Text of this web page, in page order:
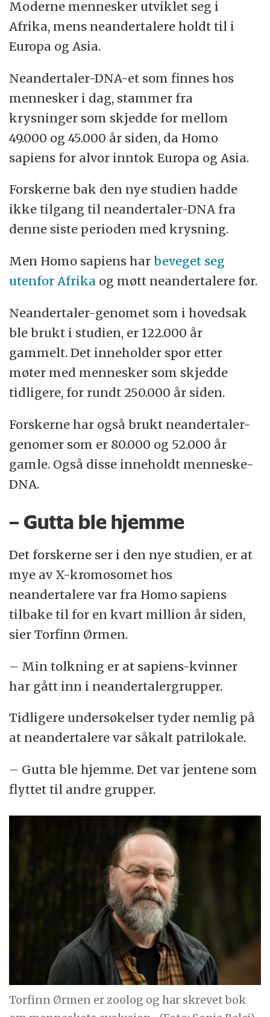
Moderne mennesker utviklet seg i
Afrika, mens neandertalere holdt til i
Europa og Asia.
Neandertaler-DNA-et som finnes hos
mennesker i dag, stammer fra
krysninger som skjedde for mellom
49.000 og 45.000 år siden, da Homo
sapiens for alvor inntok Europa og Asia.
Forskerne bak den nye studien hadde
ikke tilgang til neandertaler-DNA fra
denne siste perioden med krysning.
Men Homo sapiens harbeveget seg
utenfor Afrika og møtt neandertalere før.
Neandertaler-genomet som i hovedsak
ble brukt i studien, er 122.000 år
gammelt. Det inneholder spor etter
møter med mennesker som skjedde
tidligere, for rundt 250.000 år siden.
Forskerne har også brukt neandertaler-
genomer som er 80.000 og 52.000 år
gamle. Også disse inneholdt menneske-
DNA.
– Gutta ble hjemme
Det forskerne ser i den nye studien, er at
mye av X-kromosomet hos
neandertalere var fra Homo sapiens
tilbake til for en kvart million år siden,
sier Torfinn Ørmen.
– Min tolkning er at sapiens-kvinner
har gått inn i neandertalergrupper.
Tidligere undersøkelser tyder nemlig på
at neandertalere var såkalt patrilokale.
– Gutta ble hjemme. Det var jentene som
flyttet til andre grupper.
Torfinn Ørmen er zoolog og har skrevet bok